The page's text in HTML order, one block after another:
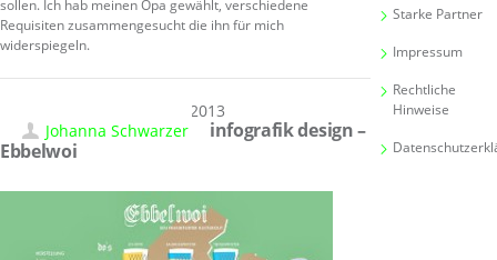
sollen. Ich hab meinen Opa gewählt, verschiedene
Requisiten zusammengesucht die ihn für mich
widerspiegeln.
06.10.2013
Johanna Schwarzer
infografik design –
Ebbelwoi
Starke Partner
Impressum
Rechtliche
Hinweise